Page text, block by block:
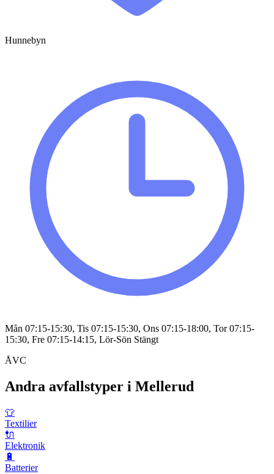
Hunnebyn
Mån 07:15-15:30, Tis 07:15-15:30, Ons 07:15-18:00, Tor 07:15-
15:30, Fre 07:15-14:15, Lör-Sön Stängt
ÅVC
Andra avfallstyper i Mellerud
👕
Textilier
🔌
Elektronik
🔋
Batterier